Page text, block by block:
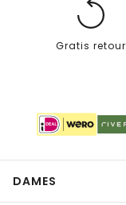
Gratis retour
DAMES